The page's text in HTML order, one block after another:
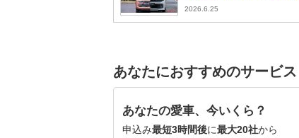
ーシアの後席機能も捨てがたい
2026.6.25
あなたにおすすめのサービス
あなたの愛車、今いくら？
申込み最短3時間後に最大20社から